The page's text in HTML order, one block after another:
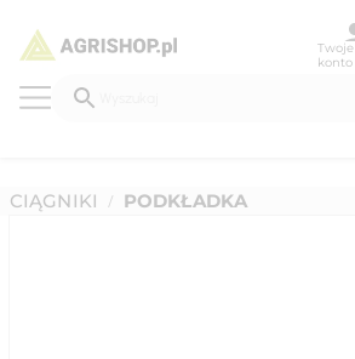
Twoje
konto
CIĄGNIKI / PODKŁADKA